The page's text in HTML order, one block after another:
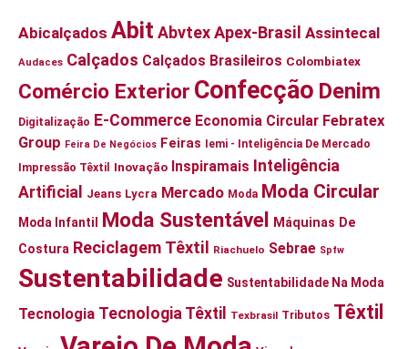
Abicalçados Abit AbvtexApex-Brasil Assintecal
Audaces Calçados Calçados Brasileiros Colombiatex
Comércio Exterior Confecção Denim
Digitalização E-Commerce Economia Circular Febratex
Group Feira De Negócios Feiras Iemi - Inteligência De Mercado
Impressão Têxtil Inovação Inspiramais Inteligência
Artificial
Jeans Lycra Mercado Moda Moda Circular
Moda Infantil Moda Sustentável Máquinas De
Costura Reciclagem Têxtil Riachuelo Sebrae Spfw
Sustentabilidade Sustentabilidade Na Moda
Tecnologia Tecnologia Têxtil Texbrasil Tributos Têxtil